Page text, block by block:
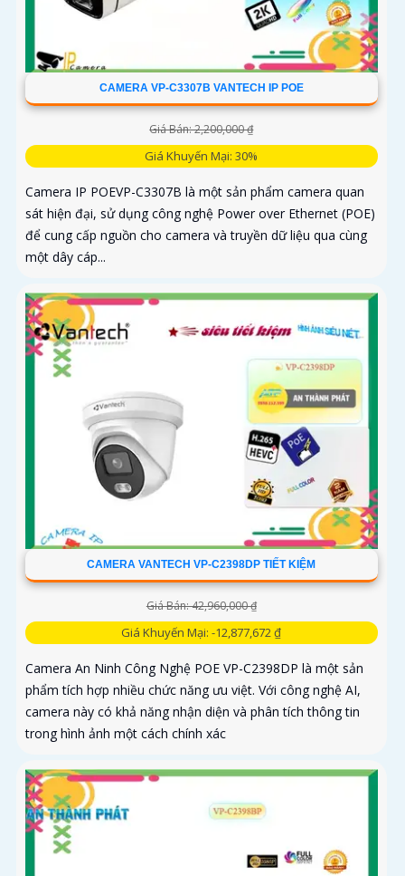
CAMERA VP-C3307B VANTECH IP POE
Giá Bán: 2,200,000 ₫
Giá Khuyến Mại: 30%
Camera IP POEVP-C3307B là một sản phẩm camera quan
sát hiện đại, sử dụng công nghệ Power over Ethernet (POE)
để cung cấp nguồn cho camera và truyền dữ liệu qua cùng
một dây cáp...
CAMERA VANTECH VP-C2398DP TIẾT KIỆM
Giá Bán: 42,960,000 ₫
Giá Khuyến Mại: -12,877,672 ₫
Camera An Ninh Công Nghệ POE VP-C2398DP là một sản
phẩm tích hợp nhiều chức năng ưu việt. Với công nghệ AI,
camera này có khả năng nhận diện và phân tích thông tin
trong hình ảnh một cách chính xác